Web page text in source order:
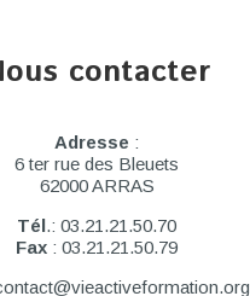
contacter
Adresse :
6 ter rue des Bleuets
62000 ARRAS
Tél.: 03.21.21.50.70
Fax : 03.21.21.50.79